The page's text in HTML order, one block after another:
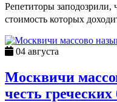
Репетиторы заподозрили,
стоимость которых
04 августа
Москвичи
честь греческих